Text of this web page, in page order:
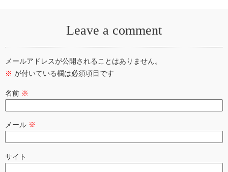
Leave a comment
メールアドレスが公開されることはありません。
※ が付いている欄は必須項目です
名前 ※
メール ※
サイト